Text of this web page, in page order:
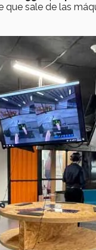
sale de las